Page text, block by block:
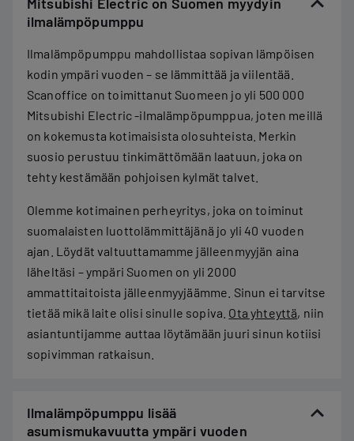
Mitsubishi Electric on Suomen myydyin
ilmalämpöpumppu
Ilmalämpöpumppu mahdollistaa sopivan lämpöisen
kodin ympäri vuoden – se lämmittää ja viilentää.
Scanoffice on toimittanut Suomeen jo yli 500 000
Mitsubishi Electric -ilmalämpöpumppua, joten meillä
on kokemusta kotimaisista olosuhteista. Merkin
suosio perustuu tinkimättömään laatuun, joka on
tehty kestämään pohjoisen kylmät talvet.
Olemme kotimainen perheyritys, joka on toiminut
suomalaisten luottolämmittäjänä jo yli 40 vuoden
ajan. Löydät valtuuttamamme jälleenmyyjän aina
läheltäsi – ympäri Suomen on yli 2000
ammattitaitoista jälleenmyyjäämme. Sinun ei tarvitse
tietää mikä laite olisi sinulle sopiva. Ota yhteyttä, niin
asiantuntijamme auttaa löytämään juuri sinun kotiisi
sopivimman ratkaisun.
Ilmalämpöpumppu lisää
asumismukavuutta ympäri vuoden